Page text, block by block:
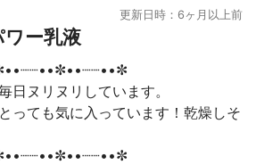
更新日時：6ヶ月以上前
ー乳液
日ヌリヌリしています。
っても気に入っています！乾燥しそ